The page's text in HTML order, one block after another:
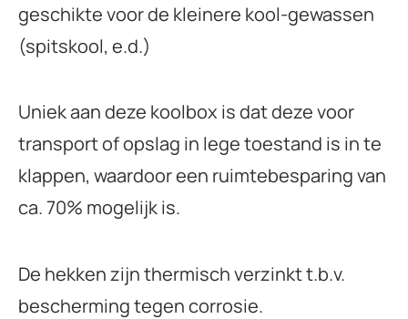
geschikte voor de kleinere kool-gewassen
(spitskool, e.d.)
Uniek aan deze koolbox is dat deze voor
transport of opslag in lege toestand is in te
klappen, waardoor een ruimtebesparing van
ca. 70% mogelijk is.
De hekken zijn thermisch verzinkt t.b.v.
bescherming tegen corrosie.